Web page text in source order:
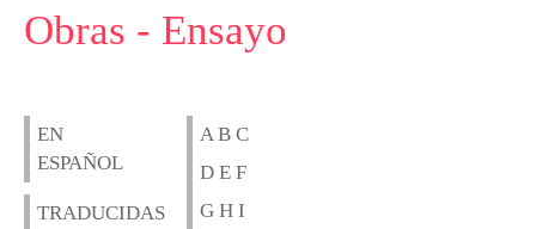
Obras - Ensayo
EN
ESPAÑOL
TRADUCIDAS
A B C
D E F
G H I